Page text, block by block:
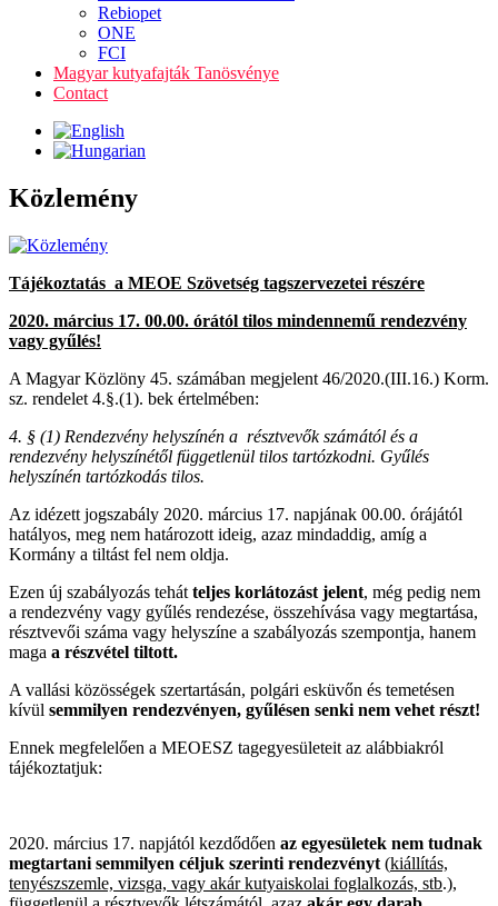
Rebiopet
ONE
FCI
Magyar kutyafajták Tanösvénye
Contact
Közlemény
Tájékoztatás a MEOE Szövetség tagszervezetei részére
2020. március 17. 00.00. órától tilos mindennemű rendezvény
vagy gyűlés!
A Magyar Közlöny 45. számában megjelent 46/2020.(III.16.) Korm.
sz. rendelet 4.§.(1). bek értelmében:
4. § (1) Rendezvény helyszínén a résztvevők számától és a
rendezvény helyszínétől függetlenül tilos tartózkodni. Gyűlés
helyszínén tartózkodás tilos.
Az idézett jogszabály 2020. március 17. napjának 00.00. órájától
hatályos, meg nem határozott ideig, azaz mindaddig, amíg a
Kormány a tiltást fel nem oldja.
Ezen új szabályozás tehát teljes korlátozást jelent, még pedig nem
a rendezvény vagy gyűlés rendezése, összehívása vagy megtartása,
résztvevői száma vagy helyszíne a szabályozás szempontja, hanem
maga a részvétel tiltott.
A vallási közösségek szertartásán, polgári esküvőn és temetésen
kívül semmilyen rendezvényen, gyűlésen senki nem vehet részt!
Ennek megfelelően a MEOESZ tagegyesületeit az alábbiakról
tájékoztatjuk:
2020. március 17. napjától kezdődően az egyesületek nem tudnak
megtartani semmilyen céljuk szerinti rendezvényt (kiállítás,
tenyészszemle, vizsga, vagy akár kutyaiskolai foglalkozás, stb.),